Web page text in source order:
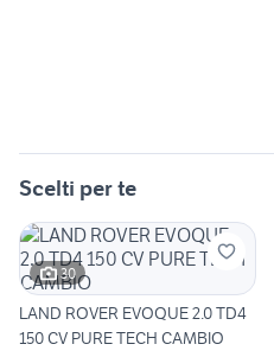
Scelti per te
30
LAND ROVER EVOQUE 2.0 TD4
150 CV PURE TECH CAMBIO